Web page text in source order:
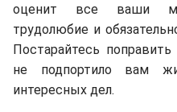
оценит все ваши
трудолюбие и
Постарайтесь
не подпортило вам
интересных дел.